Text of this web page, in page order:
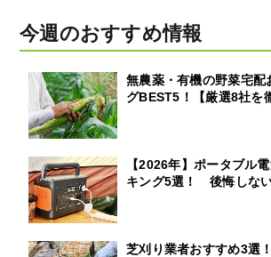
今週のおすすめ情報
無農薬・有機の野菜宅配
グBEST5！【厳選8社を
【2026年】ポータブル
キング5選！ 後悔しな
芝刈り業者おすすめ3選